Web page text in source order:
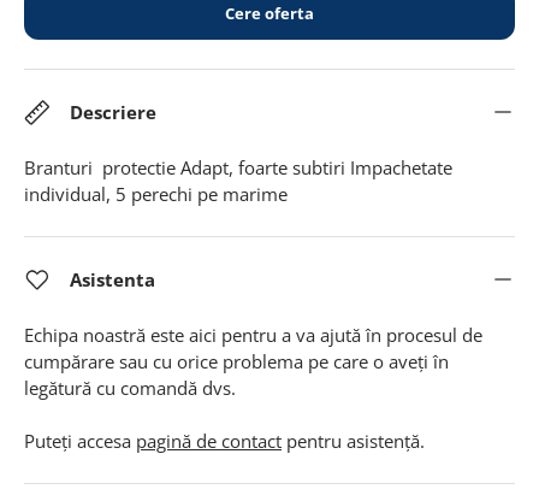
Cere oferta
Descriere
Branturi protectie Adapt, foarte subtiri Impachetate
individual, 5 perechi pe marime
Asistenta
Echipa noastră este aici pentru a va ajută în procesul de
cumpărare sau cu orice problema pe care o aveți în
legătură cu comandă dvs.
Puteți accesa pagină de contact pentru asistență.